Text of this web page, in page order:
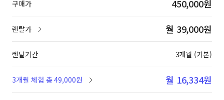
구매가 450,000원
렌탈가 월 39,000원
렌탈기간 3개월 (기본)
3개월 체험 총 49,000원 월 16,334원